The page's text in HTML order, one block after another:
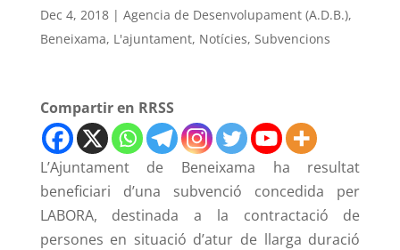
Dec 4, 2018| Agencia de Desenvolupament (A.D.B.),
Beneixama, L'ajuntament, Notícies, Subvencions
Compartir en RRSS
L’Ajuntament de Beneixama ha resultat
beneficiari d’una subvenció concedida per
LABORA, destinada a la contractació de
persones en situació d’atur de llarga duració